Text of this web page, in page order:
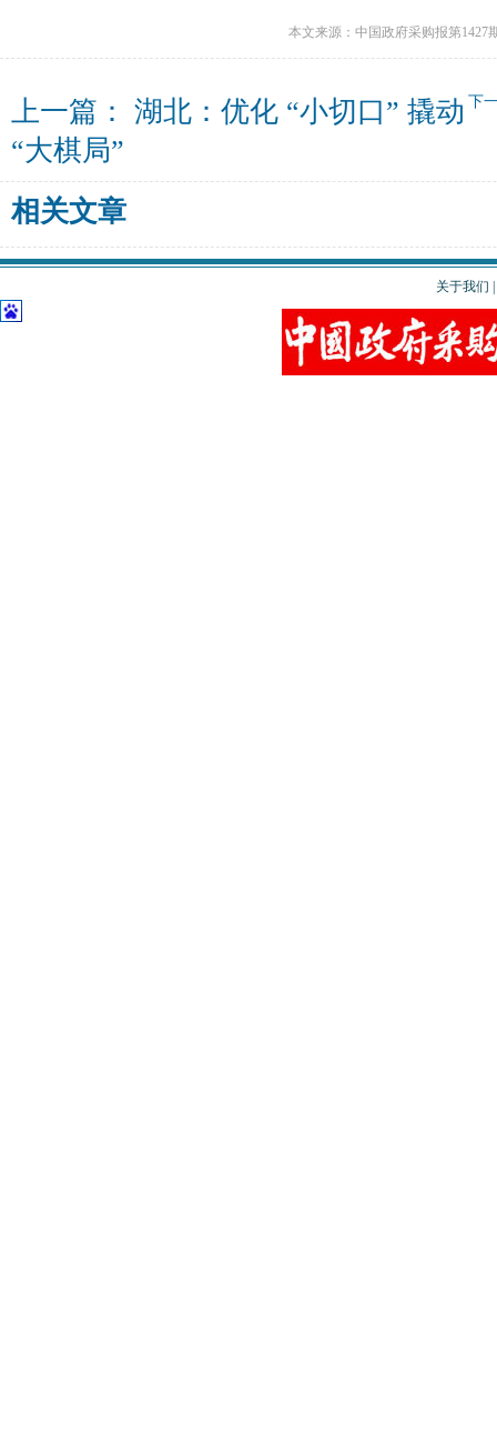
本文来源：中国政府采购报第1427
下
上一篇： 湖北：优化 “小切口” 撬动
“大棋局”
相关文章
关于我们